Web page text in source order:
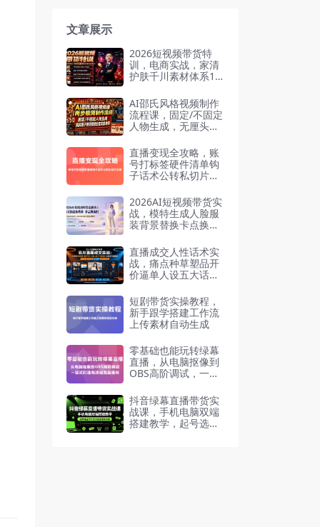
文章展示
2026短视频带货特
训，电商实战，家清
护肤千川素材体系13
AI邵氏风格视频制作
流程课，固定/不固定
人物生成，无厘头搞
全套实操
直播变现全攻略，账
号打标签硬件清单钩
子话术公转私切片分
2026AI短视频带货实
战，模特生成人脸服
装背景替换卡点换装
直播成交人性话术实
战，痛点种草塑品开
价逼单人设五大话术
短剧带货实操教程，
新手跟学搭建工作流
上传素材自动生成
零基础也能玩转绿幕
直播，从电脑抠像到
OBS高阶调试，一站
间
抖音绿幕直播带货实
战课，手机电脑双端
搭建教学，起号选品